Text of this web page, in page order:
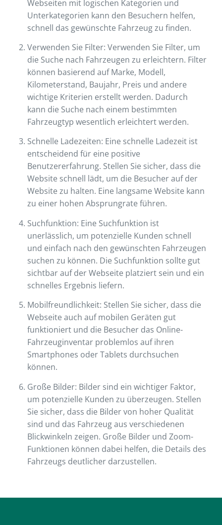
Webseiten mit logischen Kategorien und
Unterkategorien kann den Besuchern helfen,
schnell das gewünschte Fahrzeug zu finden.
Verwenden Sie Filter: Verwenden Sie Filter, um
die Suche nach Fahrzeugen zu erleichtern. Filter
können basierend auf Marke, Modell,
Kilometerstand, Baujahr, Preis und andere
wichtige Kriterien erstellt werden. Dadurch
kann die Suche nach einem bestimmten
Fahrzeugtyp wesentlich erleichtert werden.
Schnelle Ladezeiten: Eine schnelle Ladezeit ist
entscheidend für eine positive
Benutzererfahrung. Stellen Sie sicher, dass die
Website schnell lädt, um die Besucher auf der
Website zu halten. Eine langsame Website kann
zu einer hohen Absprungrate führen.
Suchfunktion: Eine Suchfunktion ist
unerlässlich, um potenzielle Kunden schnell
und einfach nach den gewünschten Fahrzeugen
suchen zu können. Die Suchfunktion sollte gut
sichtbar auf der Webseite platziert sein und ein
schnelles Ergebnis liefern.
Mobilfreundlichkeit: Stellen Sie sicher, dass die
Webseite auch auf mobilen Geräten gut
funktioniert und die Besucher das Online-
Fahrzeuginventar problemlos auf ihren
Smartphones oder Tablets durchsuchen
können.
Große Bilder: Bilder sind ein wichtiger Faktor,
um potenzielle Kunden zu überzeugen. Stellen
Sie sicher, dass die Bilder von hoher Qualität
sind und das Fahrzeug aus verschiedenen
Blickwinkeln zeigen. Große Bilder und Zoom-
Funktionen können dabei helfen, die Details des
Fahrzeugs deutlicher darzustellen.